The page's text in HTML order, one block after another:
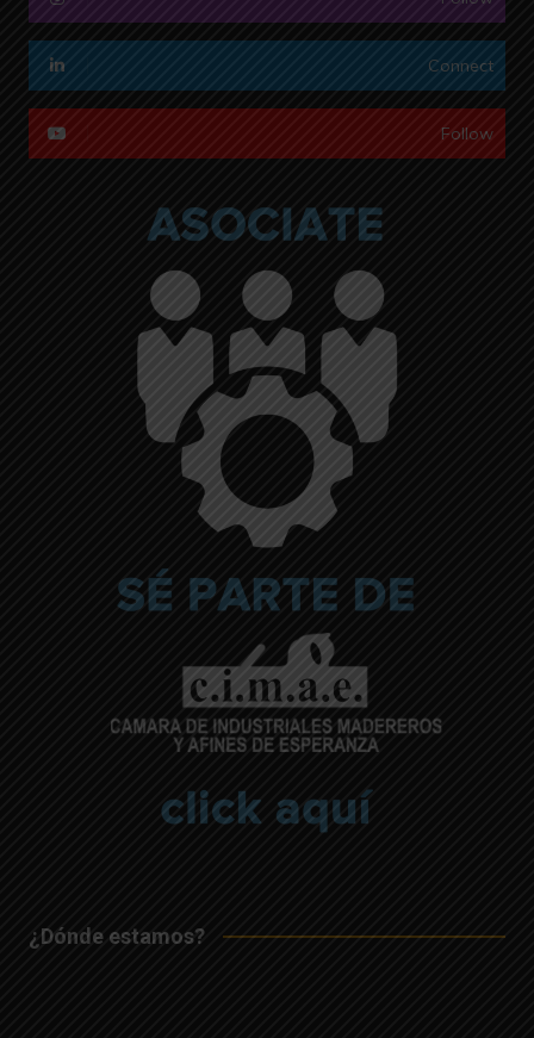
Connect
Follow
¿Dónde estamos?